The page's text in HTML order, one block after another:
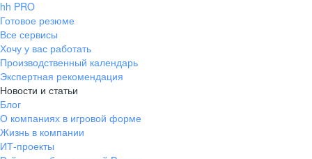
Наставник для новичков.
Оплачиваемые медкнижки,
медкомиссии и аккредитации. Помощь
в получении профессии
Бесплатное обучение
Ключевые
Команда
Digital-проект
Развиваем
таланты
20% Сотрудников
выросли внутри
hh PRO
Готовое резюме
Все сервисы
Хочу у вас работать
Производственный календарь
Экспертная рекомендация
Новости и статьи
Блог
О компаниях в игровой форме
Жизнь в компании
ИТ-проекты